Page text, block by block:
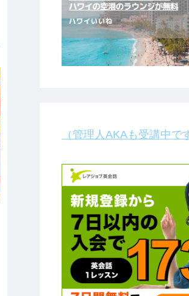
（管理人AKAも受講中で